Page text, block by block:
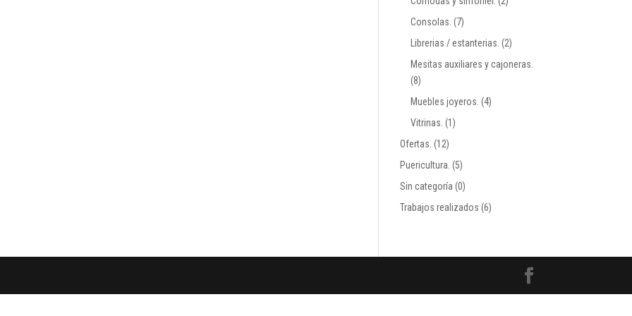
Consolas. (7)
Librerias / estanterias. (2)
Mesitas auxiliares y cajoneras.
(8)
Muebles joyeros. (4)
Vitrinas. (1)
Ofertas. (12)
Puericultura. (5)
Sin categoría (0)
Trabajos realizados (6)